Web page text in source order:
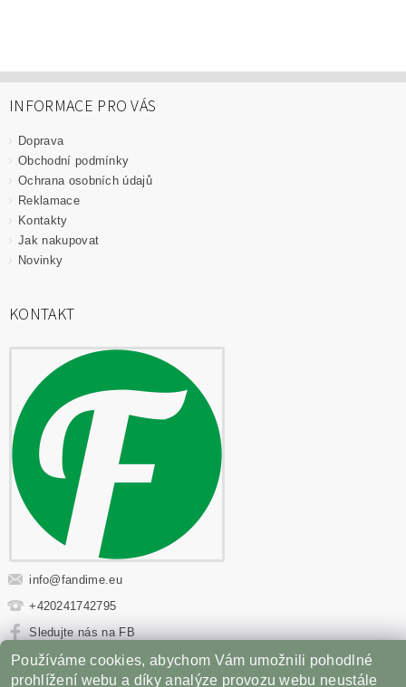
INFORMACE PRO VÁS
Doprava
Obchodní podmínky
Ochrana osobních údajů
Reklamace
Kontakty
Jak nakupovat
Novinky
KONTAKT
info@fandime.eu
+420241742795
Sledujte nás na FB
Sportovní výživa | Fitness oblečení | Věci z filmů |
Používáme cookies, abychom Vám umožnili pohodlné
prohlížení webu a díky analýze provozu webu neustále